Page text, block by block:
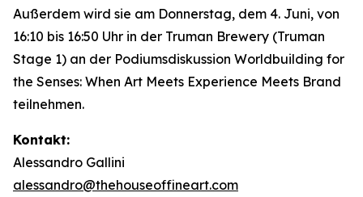
Außerdem wird sie am Donnerstag, dem 4. Juni, von
16:10 bis 16:50 Uhr in der Truman Brewery (Truman
Stage 1) an der Podiumsdiskussion Worldbuilding for
the Senses: When Art Meets Experience Meets Brand
teilnehmen.
Kontakt:
Alessandro Gallini
alessandro@thehouseoffineart.com